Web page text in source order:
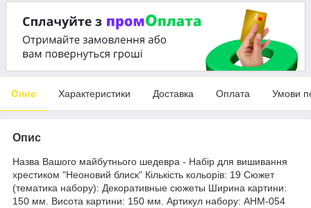
Опис Характеристики Доставка Оплата Умови
Опис
Назва Вашого майбутнього шедевра - Набір для вишивання
хрестиком "Неоновий блиск" Кількість кольорів: 19 Сюжет
(тематика набору): Декоративные сюжеты Ширина картини:
150 мм. Висота картини: 150 мм. Артикул набору: AHM-054